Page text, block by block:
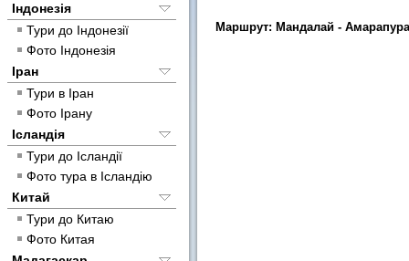
Індонезія
Тури до Індонезії
Фото Індонезія
Іран
Тури в Іран
Фото Ірану
Ісландія
Тури до Ісландії
Фото тура в Ісландію
Китай
Тури до Китаю
Фото Китая
Маршрут: Мандалай - Амарапура